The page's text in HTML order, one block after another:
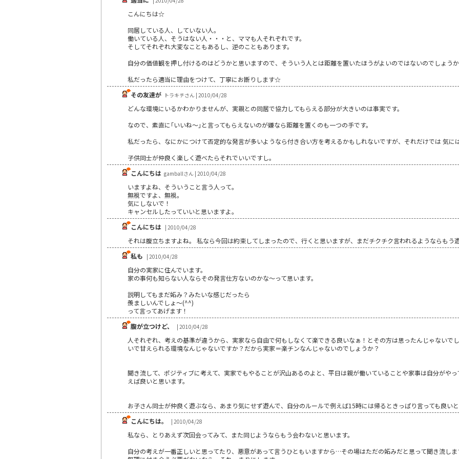
こんにちは☆
同居している人、していない人。
働いている人、そうはない人・・・と、ママも人それぞれです。
そしてそれぞれ大変なこともあるし、逆のこともあります。
自分の価値観を押し付けるのはどうかと思いますので、そういう人とは距離を置いたほうがよいのではないのでしょうか
私だったら適当に理由をつけて、丁寧にお断りします☆
その友達が トラキチさん | 2010/04/28
どんな環境にいるかわかりませんが、実親との同居で協力してもらえる部分が大きいのは事実です。
なので、素直に｢いいね～｣と言ってもらえないのが嫌なら距離を置くのも一つの手です。
私だったら、なにかにつけて否定的な発言が多いようなら付き合い方を考えるかもしれないですが、それだけでは 気に
子供同士が仲良く楽しく遊べたらそれでいいですし。
こんにちは gamballさん | 2010/04/28
いますよね、そういうこと言う人って。
無視ですよ、無視。
気にしないで！
キャンセルしたっていいと思いますよ。
こんにちは | 2010/04/28
それは腹立ちますよね。 私なら今回は約束してしまったので、行くと思いますが、まだチクチク言われるようならもう遊
私も | 2010/04/28
自分の実家に住んでいます。
家の事何も知らない人ならその発言仕方ないのかな～って思います。
説明してもまだ妬み？みたいな感じだったら
羨ましいんでしょ～(^^)
って言ってあげます！
腹が立つけど、
| 2010/04/28
人それぞれ、考えの基準が違うから、実家なら自由で何もしなくて楽できる良いなぁ！とその方は思ったんじゃないで
いで甘えられる環境なんじゃないですか？だから実家＝楽チンなんじゃないのでしょうか？
聞き流して、ポジティブに考えて、実家でもやることが沢山あるのよと、平日は親が働いていることや家事は自分がや
えば良いと思います。
お子さん同士が仲良く遊ぶなら、あまり気にせず遊んで、自分のルールで例えば15時には帰るときっぱり言っても良いと
こんにちは。
| 2010/04/28
私なら、とりあえず次回会ってみて、また同じようならもう会わないと思います。
自分の考えが一番正しいと思ってたり、悪意があって言うひともいますから…その場はただの妬みだと思って聞き流しま